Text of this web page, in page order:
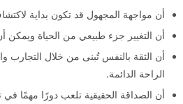
أن مواجهة المجهول قد تكون بداية
أن التغيير جزء طبيعي من الحياة
أن الثقة بالنفس تُبنى من خلال التجارب
الراحة الدائمة.
أن الصداقة الحقيقية تلعب دورًا مهمًا في